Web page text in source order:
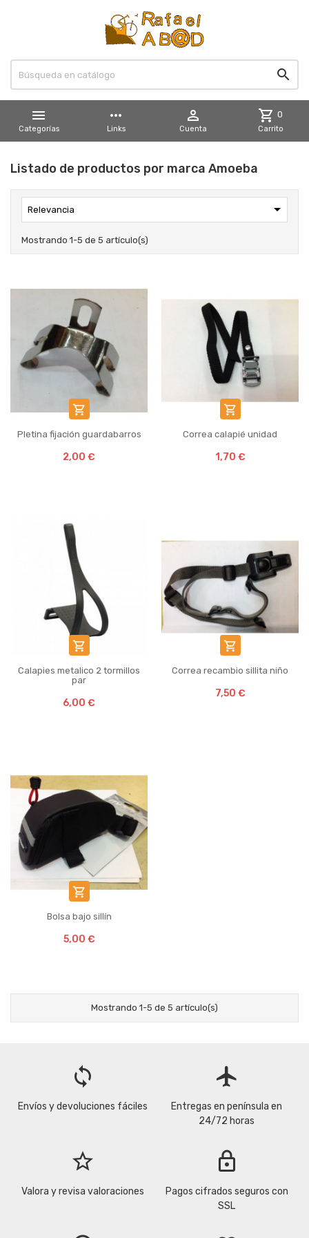


Categorías
more_horiz
Links

Cuenta
shopping_cart 0
Carrito
Listado de productos por marca Amoeba
Relevancia 
Mostrando 1-5 de 5 artículo(s)

Pletina fijación guardabarros
2,00 €

Correa calapié unidad
1,70 €

Calapies metalico 2 tormillos
par
6,00 €

Correa recambio sillita niño
7,50 €

Bolsa bajo sillín
5,00 €
Mostrando 1-5 de 5 artículo(s)
loop
Envíos y devoluciones fáciles
flight
Entregas en península en
24/72 horas
star_border
Valora y revisa valoraciones
lock
Pagos cifrados seguros con
SSL